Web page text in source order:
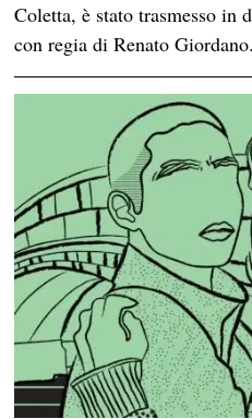
Coletta, è stato trasmesso in
con regia di Renato